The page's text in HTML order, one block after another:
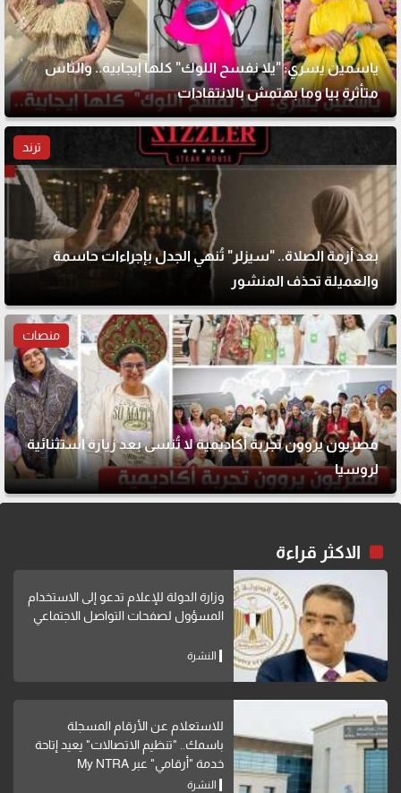
ياسمين يسري: "يلا نفسح اللوك" كلها إيجابية.. والناس
متأثرة بيا وما بهتمش بالانتقادات
ترند
بعد أزمة الصلاة.. "سيزلر" تُنهي الجدل بإجراءات حاسمة
والعميلة تحذف المنشور
منصات
مصريون يروون تجربة أكاديمية لا تُنسى بعد زيارة استثنائية
لروسيا
الاكثر قراءة
وزارة الدولة للإعلام تدعو إلى الاستخدام
المسؤول لصفحات التواصل الاجتماعي
النشرة
للاستعلام عن الأرقام المسجلة
باسمك.. "تنظيم الاتصالات" يعيد إتاحة
خدمة "أرقامي" عبر My NTRA
النشرة